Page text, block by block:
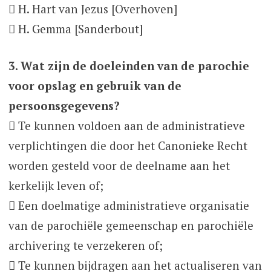
 H. Hart van Jezus [Overhoven]
 H. Gemma [Sanderbout]
3. Wat zijn de doeleinden van de parochie
voor opslag en gebruik van de
persoonsgegevens?
 Te kunnen voldoen aan de administratieve
verplichtingen die door het Canonieke Recht
worden gesteld voor de deelname aan het
kerkelijk leven of;
 Een doelmatige administratieve organisatie
van de parochiële gemeenschap en parochiële
archivering te verzekeren of;
 Te kunnen bijdragen aan het actualiseren van